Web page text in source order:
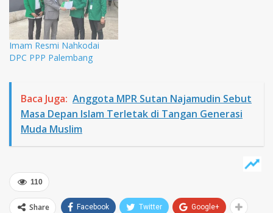
Imam Resmi Nahkodai
DPC PPP Palembang
Baca Juga: Anggota MPR Sutan Najamudin Sebut
Masa Depan Islam Terletak di Tangan Generasi
Muda Muslim
110
Share Facebook Twitter Google+